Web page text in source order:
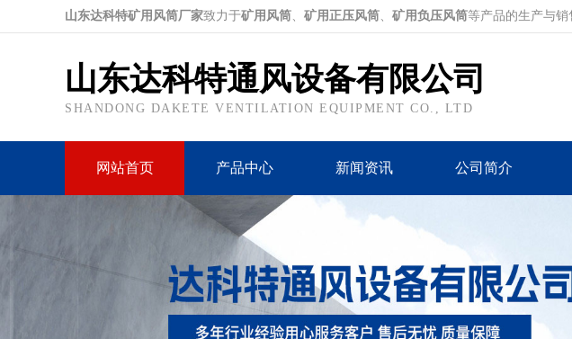
山东达科特矿用风筒厂家致力于矿用风筒、 矿用正压风筒、 矿用负压风筒等产品的生产与销
山东达科特通风设备有限公司
SHANDONG DAKETE VENTILATION EQUIPMENT CO., LTD
网站首页 产品中心 新闻资讯 公司简介